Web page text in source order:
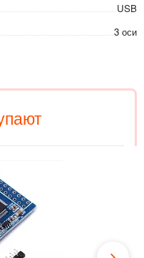
USB
3 оси